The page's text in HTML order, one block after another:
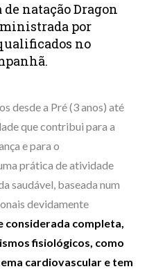
natação Dragon
por
no
desde a Pré (3 anos) até
que contribui para a
e para o
prática de atividade
saudável, baseada num
devidamente
considerada completa,
fisiológicos, como
cardiovascular e tem